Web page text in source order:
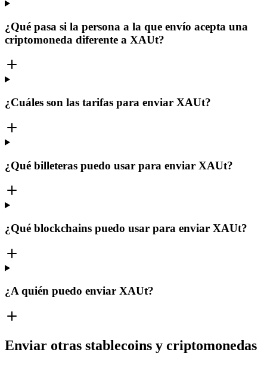
¿Qué pasa si la persona a la que envío acepta una
criptomoneda diferente a XAUt?
¿Cuáles son las tarifas para enviar XAUt?
¿Qué billeteras puedo usar para enviar XAUt?
¿Qué blockchains puedo usar para enviar XAUt?
¿A quién puedo enviar XAUt?
Enviar otras stablecoins y criptomonedas